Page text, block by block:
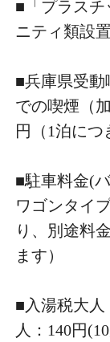
■「プラス
ニティ類設
■兵庫県受
での喫煙（
円（1泊につ
■駐車料金(
ワゴンタイ
り、別途料
ます）
■入湯税大
人：140円